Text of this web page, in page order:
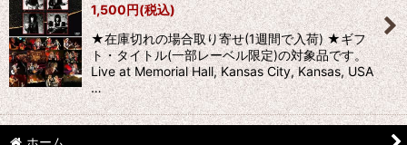
1,500円(税込)
★在庫切れの場合取り寄せ(1週間で入荷) ★ギフ
ト・タイトル(一部レーベル限定)の対象品です。
Live at Memorial Hall, Kansas City, Kansas, USA
…